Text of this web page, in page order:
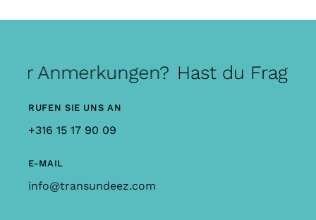
Anmerkungen? Hast du Fragen
RUFEN SIE UNS AN
+316 15 17 90 09
E-MAIL
info@transundeez.com